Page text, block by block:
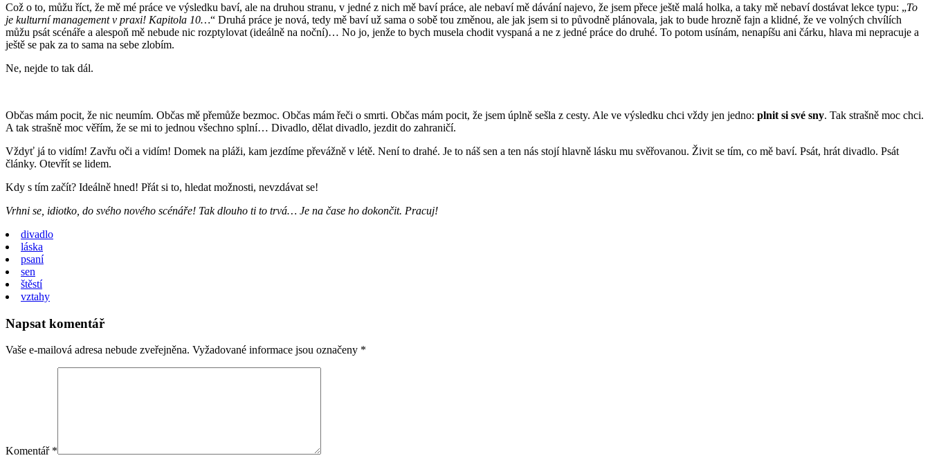
Což o to, můžu říct, že mě mé práce ve výsledku baví, ale na druhou stranu, v jedné z nich mě baví práce, ale nebaví mě dávání najevo, že jsem přece ještě malá holka, a taky mě nebaví dostávat lekce typu: „To
je kulturní management v praxi! Kapitola 10…“ Druhá práce je nová, tedy mě baví už sama o sobě tou změnou, ale jak jsem si to původně plánovala, jak to bude hrozně fajn a klidné, že ve volných chvílích
můžu psát scénáře a alespoň mě nebude nic rozptylovat (ideálně na noční)… No jo, jenže to bych musela chodit vyspaná a ne z jedné práce do druhé. To potom usínám, nenapíšu ani čárku, hlava mi nepracuje a
ještě se pak za to sama na sebe zlobím.
Ne, nejde to tak dál.
Občas mám pocit, že nic neumím. Občas mě přemůže bezmoc. Občas mám řeči o smrti. Občas mám pocit, že jsem úplně sešla z cesty. Ale ve výsledku chci vždy jen jedno: plnit si své sny. Tak strašně moc chci.
A tak strašně moc věřím, že se mi to jednou všechno splní… Divadlo, dělat divadlo, jezdit do zahraničí.
Vždyť já to vidím! Zavřu oči a vidím! Domek na pláži, kam jezdíme převážně v létě. Není to drahé. Je to náš sen a ten nás stojí hlavně lásku mu svěřovanou. Živit se tím, co mě baví. Psát, hrát divadlo. Psát
články. Otevřít se lidem.
Kdy s tím začít? Ideálně hned! Přát si to, hledat možnosti, nevzdávat se!
Vrhni se, idiotko, do svého nového scénáře! Tak dlouho ti to trvá… Je na čase ho dokončit. Pracuj!
divadlo
láska
psaní
sen
štěstí
vztahy
Napsat komentář
Vaše e-mailová adresa nebude zveřejněna. Vyžadované informace jsou označeny *
Komentář *